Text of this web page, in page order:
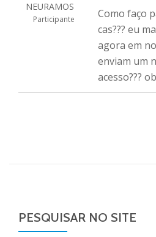
NEURAMOS
Participante
Como faço
cas??? eu
agora em
enviam um
acesso???
PESQUISAR NO SITE